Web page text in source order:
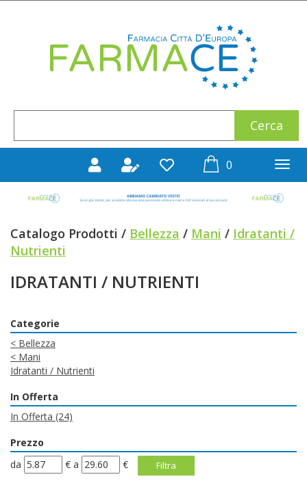
0prodotti
Catalogo Prodotti / Bellezza / Mani / Idratanti /
Nutrienti
IDRATANTI / NUTRIENTI
Categorie
< Bellezza
< Mani
Idratanti / Nutrienti
In Offerta
In Offerta (24)
Prezzo
filtra
da € filtra
a €